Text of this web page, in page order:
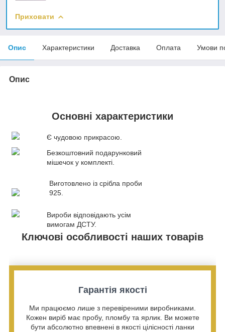
Приховати
Опис Характеристики Доставка Оплата Умови
Опис
Основні характеристики
Є чудовою прикрасою.
Безкоштовний подарунковий
мішечок у комплекті.
Виготовлено із срібла проби
925.
Вироби відповідають усім
вимогам ДСТУ.
Ключові особливості наших товарів
Гарантія якості
Ми працюємо лише з перевіреними виробниками.
Кожен виріб має пробу, пломбу та ярлик. Ви можете
бути абсолютно впевнені в якості цілісності ланки